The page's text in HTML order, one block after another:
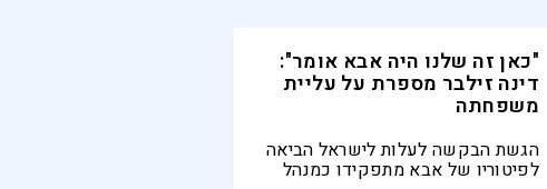
"כאן זה שלנו היה אבא אומר":
דינה זילבר מספרת על עליית
משפחתה
הגשת הבקשה לעלות לישראל הביאה
לפיטוריו של אבא מתפקידו כמנהל